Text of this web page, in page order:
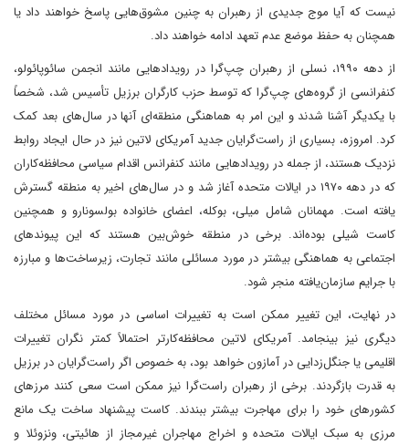
نیست که آیا موج جدیدی از رهبران به چنین مشوق‌هایی پاسخ خواهند داد یا
همچنان به حفظ موضع عدم تعهد ادامه خواهند داد.
از دهه ۱۹۹۰، نسلی از رهبران چپ‌گرا در رویدادهایی مانند انجمن سائوپائولو،
کنفرانسی از گروه‌های چپ‌گرا که توسط حزب کارگران برزیل تأسیس شد، شخصاً
با یکدیگر آشنا شدند و این امر به هماهنگی منطقه‌ای آنها در سال‌های بعد کمک
کرد. امروزه، بسیاری از راست‌گرایان جدید آمریکای لاتین نیز در حال ایجاد روابط
نزدیک هستند، از جمله در رویدادهایی مانند کنفرانس اقدام سیاسی محافظه‌کاران
که در دهه ۱۹۷۰ در ایالات متحده آغاز شد و در سال‌های اخیر به منطقه گسترش
یافته است. مهمانان شامل میلی، بوکله، اعضای خانواده بولسونارو و همچنین
کاست شیلی بوده‌اند. برخی در منطقه خوش‌بین هستند که این پیوندهای
اجتماعی به هماهنگی بیشتر در مورد مسائلی مانند تجارت، زیرساخت‌ها و مبارزه
با جرایم سازمان‌یافته منجر شود.
در نهایت، این تغییر ممکن است به تغییرات اساسی در مورد مسائل مختلف
دیگری نیز بینجامد. آمریکای لاتین محافظه‌کارتر احتمالاً کمتر نگران تغییرات
اقلیمی یا جنگل‌زدایی در آمازون خواهد بود، به خصوص اگر راست‌گرایان در برزیل
به قدرت بازگردند. برخی از رهبران راست‌گرا نیز ممکن است سعی کنند مرزهای
کشورهای خود را برای مهاجرت بیشتر ببندند. کاست پیشنهاد ساخت یک مانع
مرزی به سبک ایالات متحده و اخراج مهاجران غیرمجاز از هائیتی، ونزوئلا و